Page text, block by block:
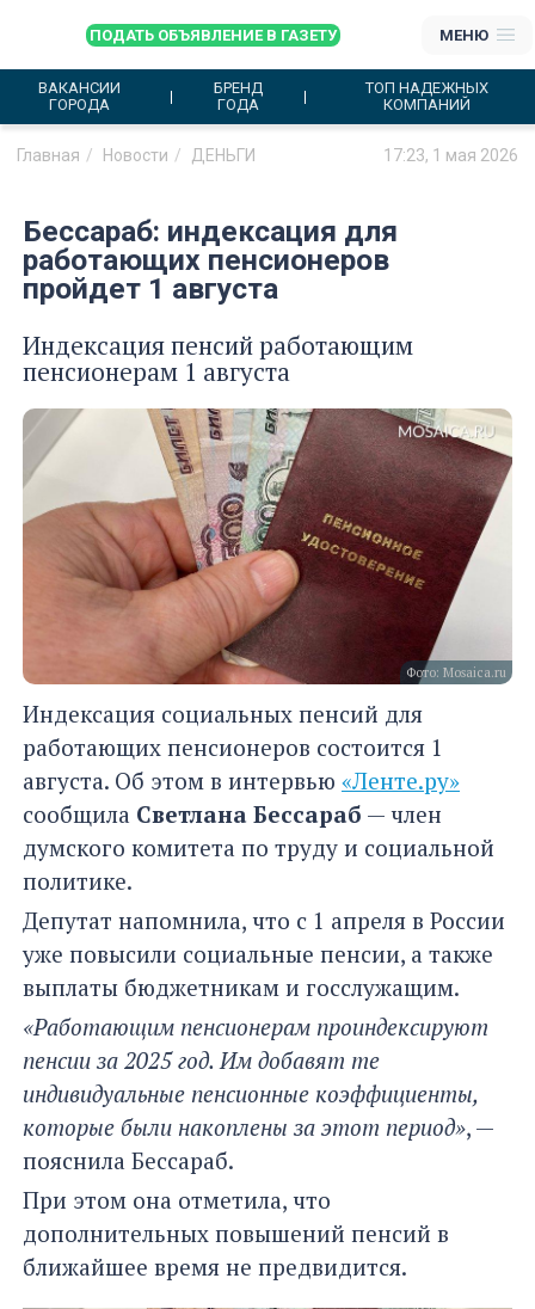
ПОДАТЬ ОБЪЯВЛЕНИЕ В ГАЗЕТУ МЕНЮ
ВАКАНСИИ
ГОРОДА
БРЕНД
ГОДА
ТОП НАДЕЖНЫХ
КОМПАНИЙ
Главная Новости ДЕНЬГИ 17:23, 1 мая 2026
Бессараб: индексация для
работающих пенсионеров
пройдет 1 августа
Индексация пенсий работающим
пенсионерам 1 августа
Фото: Mosaica.ru
Индексация социальных пенсий для
работающих пенсионеров состоится 1
августа. Об этом в интервью «Ленте.ру»
сообщила Светлана Бессараб — член
думского комитета по труду и социальной
политике.
Депутат напомнила, что с 1 апреля в России
уже повысили социальные пенсии, а также
выплаты бюджетникам и госслужащим.
«Работающим пенсионерам проиндексируют
пенсии за 2025 год. Им добавят те
индивидуальные пенсионные коэффициенты,
которые были накоплены за этот период», —
пояснила Бессараб.
При этом она отметила, что
дополнительных повышений пенсий в
ближайшее время не предвидится.